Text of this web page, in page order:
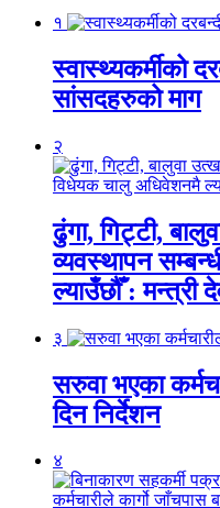
१
स्वास्थ्यकर्मीको
सांसदहरुको माग
२
ढुंगा, गिट्टी,
व्यवस्थापन
ल्याउँछौँ : मन्त्री
३
सरुवा भएका
दिन निर्देशन
४